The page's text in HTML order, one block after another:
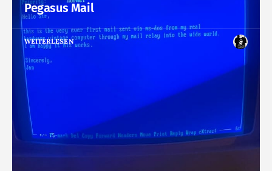
Pegasus Mail
WEITERLESEN